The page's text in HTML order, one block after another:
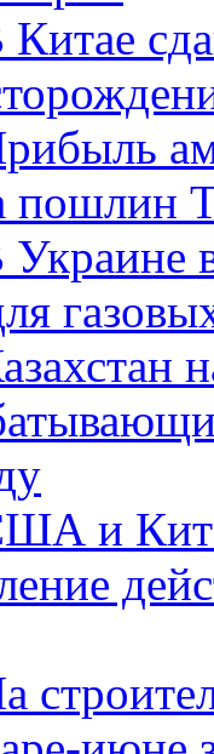
пошлин
Украине
и